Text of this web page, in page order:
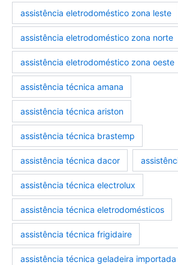
assistência eletrodoméstico zona leste
assistência eletrodoméstico zona norte
assistência eletrodoméstico zona oeste
assistência técnica amana
assistência técnica ariston
assistência técnica brastemp
assistência técnica dacor
assistência técnica electrolux
assistência técnica eletrodomésticos
assistência técnica frigidaire
assistência técnica geladeira importada